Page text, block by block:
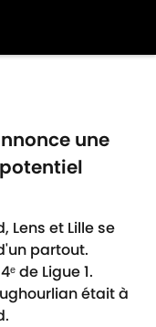
une
Lens et Lille se
partout.
de Ligue 1.
était à